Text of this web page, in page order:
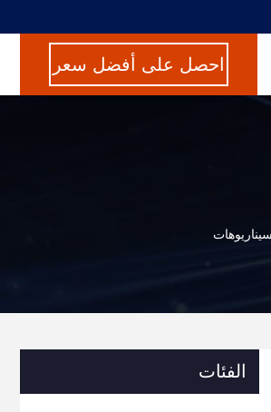
احصل على أفضل سعر
الفئات